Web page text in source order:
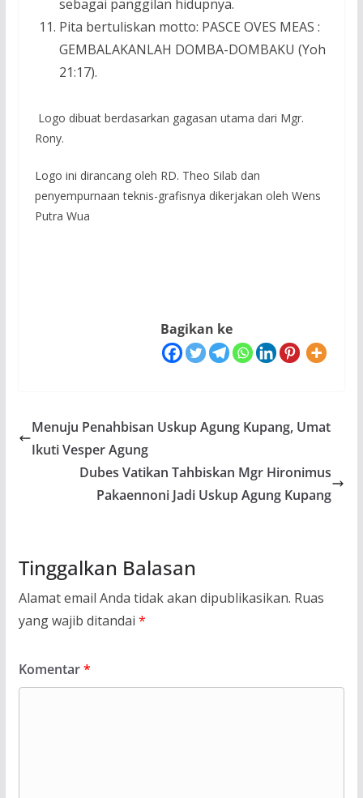
sebagai panggilan hidupnya.
Pita bertuliskan motto: PASCE OVES MEAS :
GEMBALAKANLAH DOMBA-DOMBAKU (Yoh
21:17).
Logo dibuat berdasarkan gagasan utama dari Mgr.
Rony.
Logo ini dirancang oleh RD. Theo Silab dan
penyempurnaan teknis-grafisnya dikerjakan oleh Wens
Putra Wua
Bagikan ke
Menuju Penahbisan Uskup Agung Kupang, Umat
Ikuti Vesper Agung
Dubes Vatikan Tahbiskan Mgr Hironimus
Pakaennoni Jadi Uskup Agung Kupang
Tinggalkan Balasan
Alamat email Anda tidak akan dipublikasikan. Ruas
yang wajib ditandai *
Komentar*